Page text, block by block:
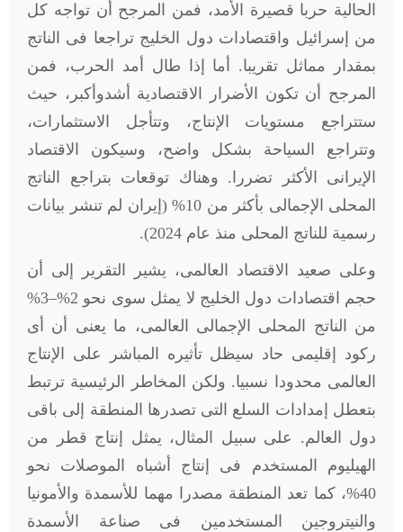
الحالية حربا قصيرة الأمد، فمن المرجح أن تواجه كل
من إسرائيل واقتصادات دول الخليج تراجعا فى الناتج
بمقدار مماثل تقريبا. أما إذا طال أمد الحرب، فمن
المرجح أن تكون الأضرار الاقتصادية أشدوأكبر، حيث
ستتراجع مستويات الإنتاج، وتتأجل الاستثمارات،
وتتراجع السياحة بشكل واضح، وسيكون الاقتصاد
الإيرانى الأكثر تضررا. وهناك توقعات بتراجع الناتج
المحلى الإجمالى بأكثر من 10% (إيران لم تنشر بيانات
رسمية للناتج المحلى منذ عام 2024).
وعلى صعيد الاقتصاد العالمى، يشير التقرير إلى أن
حجم اقتصادات دول الخليج لا يمثل سوى نحو 2%–3%
من الناتج المحلى الإجمالى العالمى، ما يعنى أن أى
ركود إقليمى حاد سيظل تأثيره المباشر على الإنتاج
العالمى محدودا نسبيا. ولكن المخاطر الرئيسية ترتبط
بتعطل إمدادات السلع التى تصدرها المنطقة إلى باقى
دول العالم. على سبيل المثال، يمثل إنتاج قطر من
الهيليوم المستخدم فى إنتاج أشباه الموصلات نحو
40%، كما تعد المنطقة مصدرا مهما للأسمدة والأمونيا
والنيتروجين المستخدمين فى صناعة الأسمدة